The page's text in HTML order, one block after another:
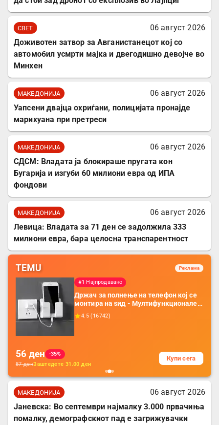
СВЕТ
06 август 2026
Доживотен затвор за Авганистанецот кој со
автомобил усмрти мајка и двегодишно девојче во
Минхен
МАКЕДОНИЈА
06 август 2026
Уапсени двајца охриѓани, полицијата пронајде
марихуана при претреси
МАКЕДОНИЈА
06 август 2026
СДСМ: Владата ја блокираше пругата кон
Бугарија и изгуби 60 милиони евра од ИПА
фондови
МАКЕДОНИЈА
06 август 2026
Левица: Владата за 71 ден се задолжила 333
милиони евра, бара целосна транспарентност
TEMU Реклама
#1 Најпродавано
Држач за полнење на телефон кој се
монтира на ѕид - Мултифункционален
пластичен организатор за чување на
покрај кревет и за ТВ далечински
4.5 ( 16742)
56 ден
-35%
87денЗаштедете 31.00 ден
Купи сега
МАКЕДОНИЈА
06 август 2026
Јаневска: Во септември најмалку 3.000 првачиња
помалку, демографскиот пад е загрижувачки